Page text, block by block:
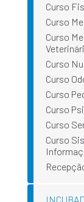
Curso
Curso
Curso
Curso
Curso
Curso
Curso
Curso
Curso